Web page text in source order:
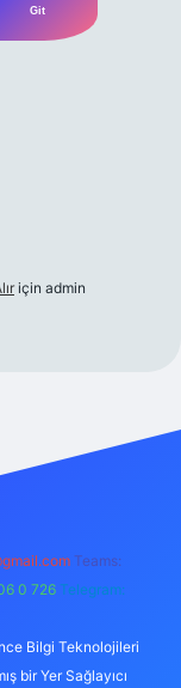
için admin
Teams:
0 726 Telegram:
Bilgi Teknolojileri
bir Yer Sağlayıcı